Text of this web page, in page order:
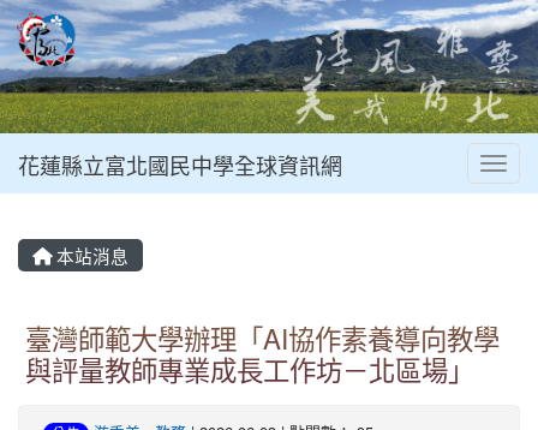
花蓮縣立富北國民中學全球資訊網
本站消息
臺灣師範大學辦理「AI協作素養導向教學
與評量教師專業成長工作坊－北區場」